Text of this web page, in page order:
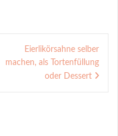
Eierlikörsahne selber
machen, als Tortenfüllung
oder Dessert